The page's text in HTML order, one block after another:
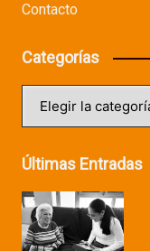
Contacto
Categorías
Últimas Entradas